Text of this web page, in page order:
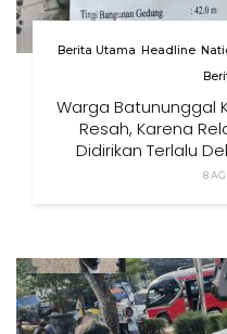
Berita Utama Headline
Warga Batununggal
Resah, Karena
Didirikan Terlalu
8